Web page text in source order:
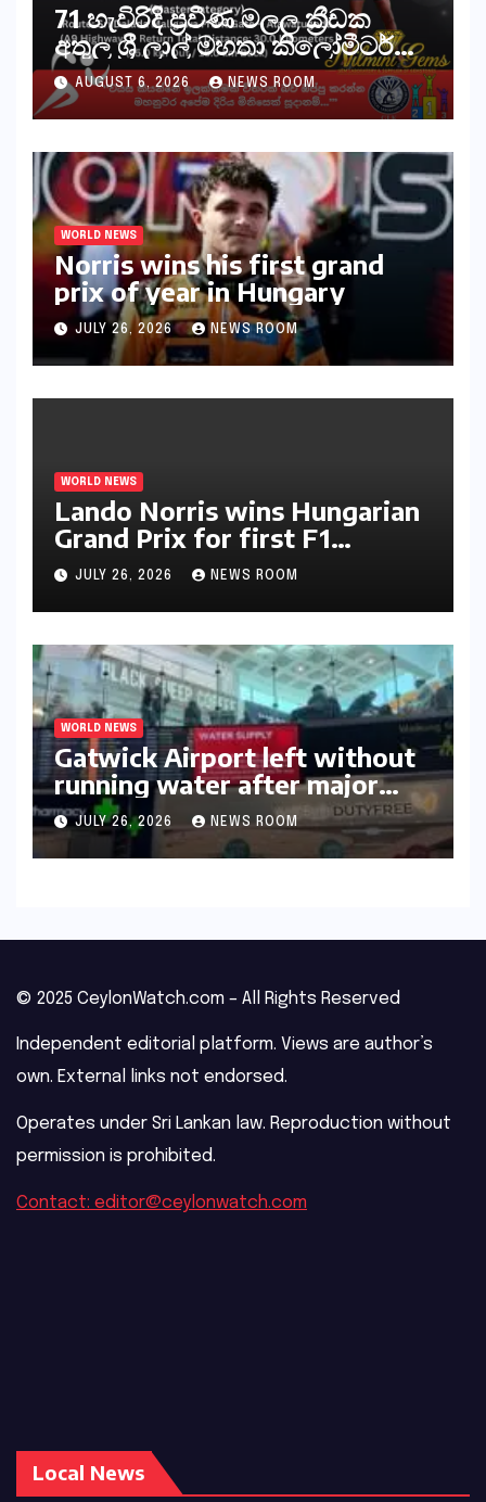
71 හැවිරිදි ප්‍රවීණ මලල ක්‍රීඩක
අතුල ශ්‍රී ලාල් මහතා කිලෝමීටර්
30ක විශේෂ මැරතන් ධාවන
අභියෝගයකට සැරසෙයි
AUGUST 6, 2026 NEWS ROOM
WORLD NEWS
Norris wins his first grand
prix of year in Hungary​​
JULY 26, 2026 NEWS ROOM
WORLD NEWS
Lando Norris wins Hungarian
Grand Prix for first F1
triumph in 2026​​
JULY 26, 2026 NEWS ROOM
WORLD NEWS
Gatwick Airport left without
running water after major
outage​​
JULY 26, 2026 NEWS ROOM
© 2025 CeylonWatch.com – All Rights Reserved
Independent editorial platform. Views are author’s
own. External links not endorsed.
Operates under Sri Lankan law. Reproduction without
permission is prohibited.
Contact: editor@ceylonwatch.com
Local News